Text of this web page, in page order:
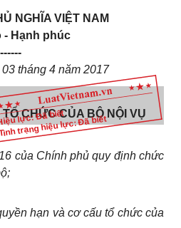
lực: Đã biết
trạng hiệu lực: Đã biết
NGHĨA VIỆT NAM
- Hạnh phúc
tháng 4 năm 2017
CHỨC CỦA BỘ NỘI VỤ
của Chính phủ quy định chức
hạn và cơ cấu tổ chức của